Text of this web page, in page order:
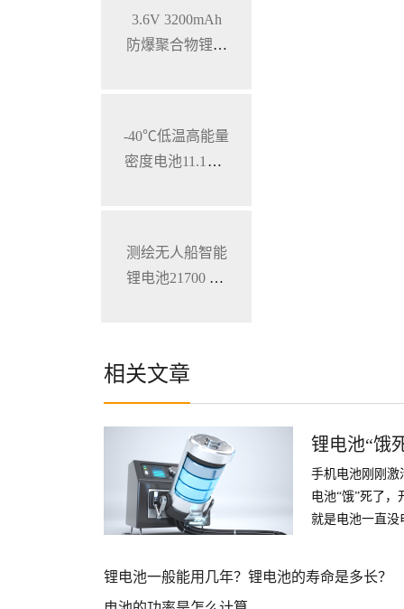
3.6V 3200mAh
防爆聚合物锂电
-40℃低温高能量
密度电池11.1V 7
测绘无人船智能
锂电池21700 28.
相关文章
锂电池“饿
手机电池刚刚激
电池“饿”死了
就是电池一直没
锂电池一般能用几年？锂电池的寿命是多长？